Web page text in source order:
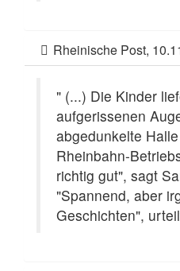
Rheinische Post,
" (...) Die Kinder
aufgerissenen
abgedunkelte
Rheinbahn-
richtig gut", sagt
"Spannend, aber
Geschichten",